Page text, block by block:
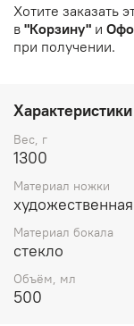
Хотите заказать
в "Корзину" и
при получении.
Характеристики
Вес, г
1300
Материал ножки
Материал бокала
стекло
Объём, мл
500